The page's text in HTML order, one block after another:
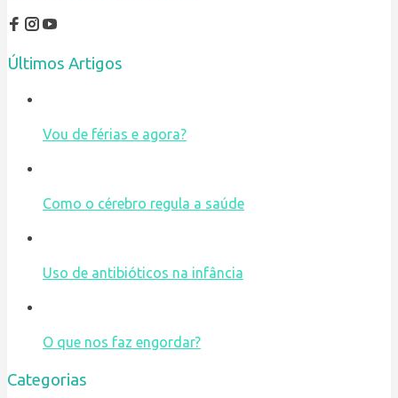
Últimos Artigos
Vou de férias e agora?
Como o cérebro regula a saúde
Uso de antibióticos na infância
O que nos faz engordar?
Categorias